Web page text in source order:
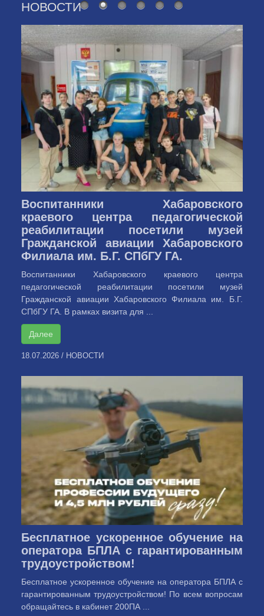
НОВОСТИ
Воспитанники Хабаровского
краевого центра педагогической
реабилитации посетили музей
Гражданской авиации Хабаровского
Филиала им. Б.Г. СПбГУ ГА.
Воспитанники Хабаровского краевого центра
педагогической реабилитации посетили музей
Гражданской авиации Хабаровского Филиала им. Б.Г.
СПбГУ ГА. В рамках визита для ...
Далее
18.07.2026 / НОВОСТИ
Бесплатное ускоренное обучение на
оператора БПЛА с гарантированным
трудоустройством!
Бесплатное ускоренное обучение на оператора БПЛА с
гарантированным трудоустройством! По всем вопросам
обращайтесь в кабинет 200ПА ...